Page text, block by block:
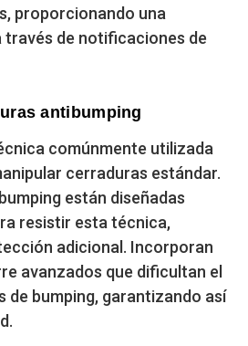
proporcionando una
través de notificaciones de
antibumping
comúnmente utilizada
cerraduras estándar.
están diseñadas
resistir esta técnica,
adicional. Incorporan
avanzados que dificultan el
de bumping, garantizando así